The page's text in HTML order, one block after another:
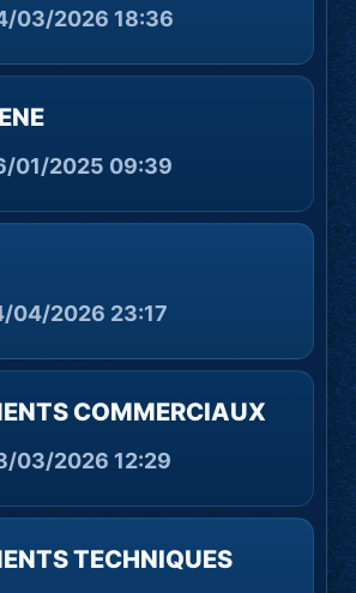
03/2026 18:36
01/2025 09:39
04/2026 23:17
COMMERCIAUX
03/2026 12:29
TECHNIQUES